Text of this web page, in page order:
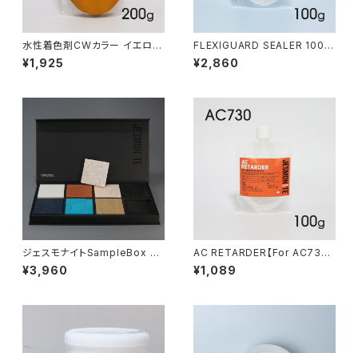
水性着色剤CWカラー イエロー
オーカー 200g
¥1,925
FLEXIGUARD SEALER 100g
【For AC730】
¥2,860
ジェスモナイトSampleBox A
C100
¥3,960
AC RETARDER【For AC730】
100g（遅延剤）
¥1,089